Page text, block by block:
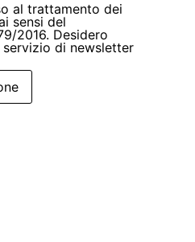
al trattamento dei
sensi del
2016. Desidero
di newsletter